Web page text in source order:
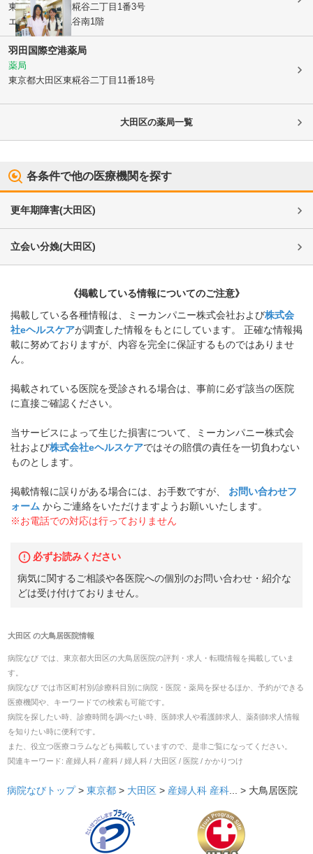
東京都大田区 東糀谷二丁目1番3号
エスポワール糀谷南1階
羽田国際空港薬局
薬局
東京都大田区東糀谷二丁目11番18号
大田区の薬局一覧
各条件で他の医療機関を探す
更年期障害(大田区)
立会い分娩(大田区)
《掲載している情報についてのご注意》
掲載している各種情報は、ミーカンパニー株式会社および株式会
社eヘルスケアが調査した情報をもとにしています。 正確な情報掲
載に努めておりますが、内容を完全に保証するものではありませ
ん。
掲載されている医院を受診される場合は、事前に必ず該当の医院
に直接ご確認ください。
当サービスによって生じた損害について、ミーカンパニー株式会
社および株式会社eヘルスケアではその賠償の責任を一切負わない
ものとします。
掲載情報に誤りがある場合には、お手数ですが、
お問い合わせフ
ォーム からご連絡をいただけますようお願いいたします。
※お電話での対応は行っておりません
必ずお読みください
病気に関するご相談や各医院への個別のお問い合わせ・紹介な
どは受け付けておりません。
大田区の大鳥居医院情報
病院なび では、 東京都大田区の大鳥居医院の評判・求人・転職情報を掲載していま
す。
病院なび では市区町村別/診療科目別に病院・医院・薬局を探せるほか、予約ができる
医療機関や、キーワードでの検索も可能です。
病院を探したい時、診療時間を調べたい時、医師求人や看護師求人、薬剤師求人情報
を知りたい時に便利です。
また、役立つ医療コラムなども掲載していますので、是非ご覧になってください。
関連キーワード: 産婦人科 / 産科 / 婦人科 / 大田区 / 医院 / かかりつけ
病院なびトップ > 東京都 > 大田区 > 産婦人科 産科... > 大鳥居医院